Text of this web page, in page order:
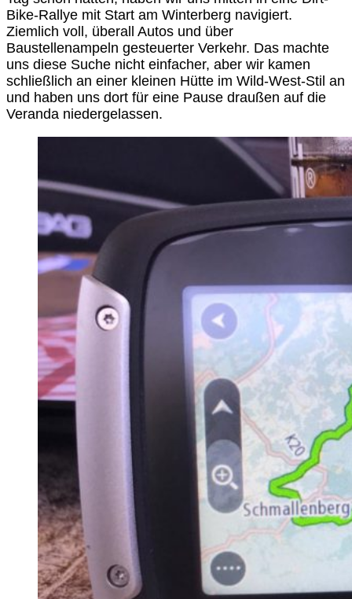
Bike-Rallye mit Start am Winterberg navigiert.
Ziemlich voll, überall Autos und über
Baustellenampeln gesteuerter Verkehr. Das machte
uns diese Suche nicht einfacher, aber wir kamen
schließlich an einer kleinen Hütte im Wild-West-Stil an
und haben uns dort für eine Pause draußen auf die
Veranda niedergelassen.